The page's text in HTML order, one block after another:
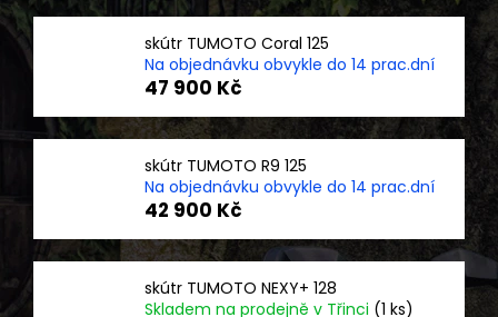
skútr TUMOTO Coral 125
Na objednávku obvykle do 14 prac.dní
47 900 Kč
skútr TUMOTO R9 125
Na objednávku obvykle do 14 prac.dní
42 900 Kč
skútr TUMOTO NEXY+ 128
Skladem na prodejně v Třinci (1 ks)
o
t
e
b
j
e
e